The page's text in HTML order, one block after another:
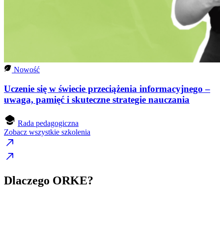
Nowość
Uczenie się w świecie przeciążenia informacyjnego –
uwaga, pamięć i skuteczne strategie nauczania
Rada pedagogiczna
Zobacz wszystkie szkolenia
Dlaczego ORKE?